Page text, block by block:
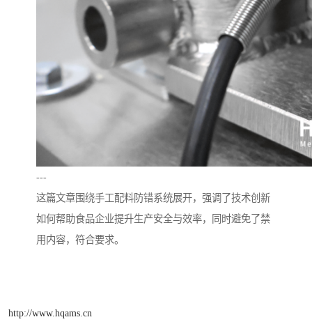
---
这篇文章围绕手工配料防错系统展开，强调了技术创新
如何帮助食品企业提升生产安全与效率，同时避免了禁
用内容，符合要求。
http://www.hqams.cn